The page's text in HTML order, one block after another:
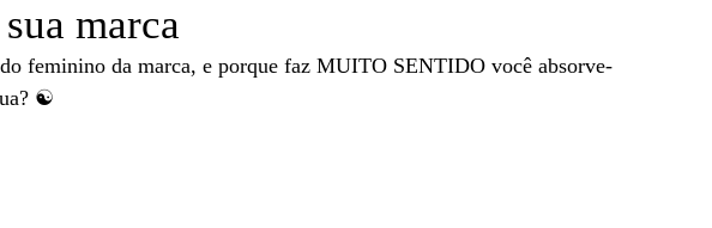
marca
feminino da marca, e porque faz MUITO SENTIDO você absorve-
☯️